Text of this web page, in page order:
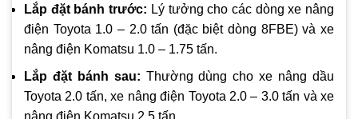
Lắp đặt bánh trước: Lý tưởng cho các dòng xe nâng
điện Toyota 1.0 – 2.0 tấn (đặc biệt dòng 8FBE) và xe
nâng điện Komatsu 1.0 – 1.75 tấn.
Lắp đặt bánh sau: Thường dùng cho xe nâng dầu
Toyota 2.0 tấn, xe nâng điện Toyota 2.0 – 3.0 tấn và xe
nâng điện Komatsu 2.5 tấn.